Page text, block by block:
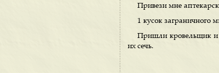
Привези мне
1 кусок заграничного
Пришли кровельщик и
их сечь.